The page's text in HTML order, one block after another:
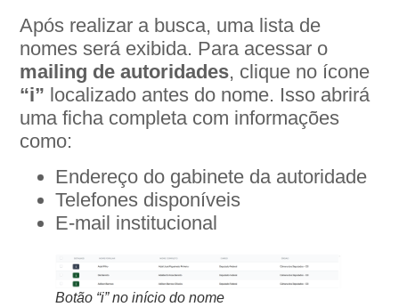
Após realizar a busca, uma lista de
nomes será exibida. Para acessar o
mailing de autoridades, clique no ícone
“i” localizado antes do nome. Isso abrirá
uma ficha completa com informações
como:
Endereço do gabinete da autoridade
Telefones disponíveis
E-mail institucional
Botão “i” no início do nome